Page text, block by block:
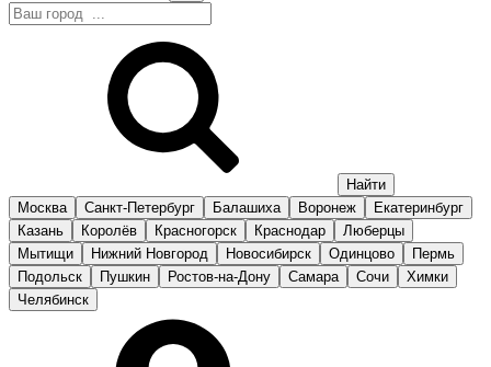
Москва Санкт-Петербург Балашиха Воронеж
Екатеринбург
Казань
Королёв Красногорск Краснодар
Люберцы
Мытищи
Нижний Новгород Новосибирск Одинцово
Пермь
Подольск
Пушкин Ростов-на-Дону Самара Сочи
Химки
Челябинск